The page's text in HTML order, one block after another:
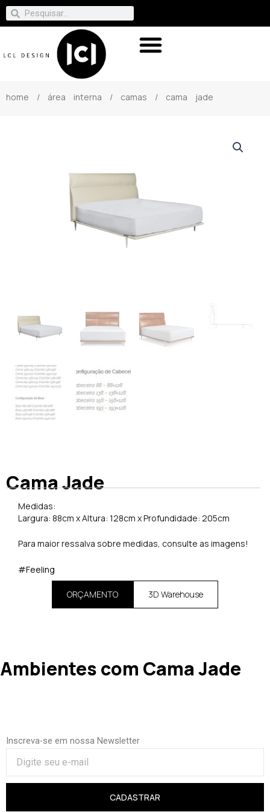
home / área interna / camas / cama jade
Cama Jade
Medidas:
Largura: 88cm x Altura: 128cm x Profundidade: 205cm
Para maior ressalva sobre medidas, consulte as imagens!
#Feeling
ORÇAMENTO 3D Warehouse
Ambientes com Cama Jade
Inscreva-se em nossa Newsletter
CADASTRAR